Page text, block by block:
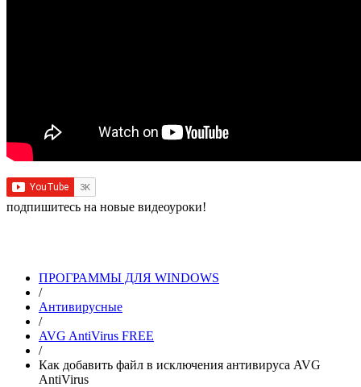
подпишитесь на новые видеоуроки!
ПРОГРАММЫ ДЛЯ WINDOWS
/
Антивирусные
/
AVG AntiVirus FREE
/
Как добавить файл в исключения антивируса AVG
AntiVirus